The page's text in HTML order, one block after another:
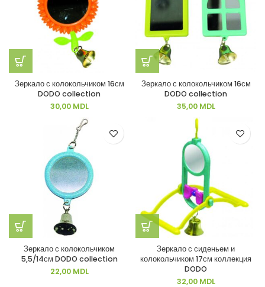
Зеркало с колокольчиком 16см
DODO collection
30,00 MDL
Зеркало с колокольчиком 16см
DODO collection
35,00 MDL
Зеркало с колокольчиком
5,5/14см DODO collection
22,00 MDL
Зеркало с сиденьем и
колокольчиком 17см коллекция
DODO
32,00 MDL